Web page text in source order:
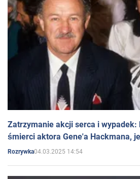
Zatrzymanie akcji serca i
śmierci aktora Gene'a Hackmana,
Rozrywka04.03.2025 14:54